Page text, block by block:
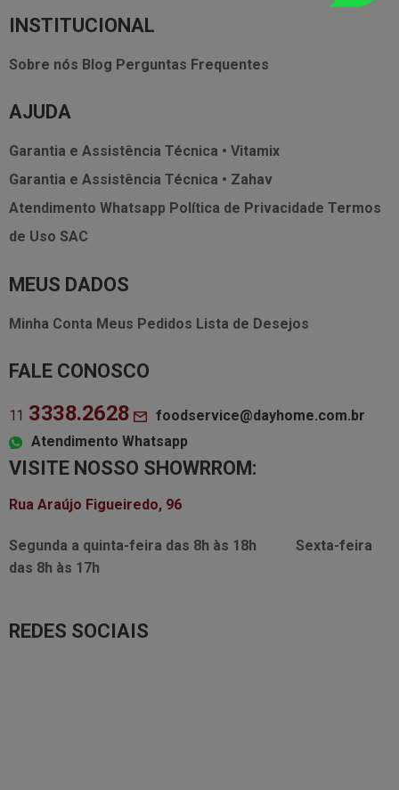
INSTITUCIONAL
Sobre nós Blog Perguntas Frequentes
AJUDA
Garantia e Assistência Técnica • Vitamix
Garantia e Assistência Técnica • Zahav
Atendimento Whatsapp Política de Privacidade Termos
de Uso SAC
MEUS DADOS
Minha Conta Meus Pedidos Lista de Desejos
FALE CONOSCO
11 3338.2628
foodservice@dayhome.com.br
Atendimento Whatsapp
VISITE NOSSO SHOWRROM:
Rua Araújo Figueiredo, 96
Segunda a quinta-feira das 8h às 18h
Sexta-feira
das 8h às 17h
REDES SOCIAIS